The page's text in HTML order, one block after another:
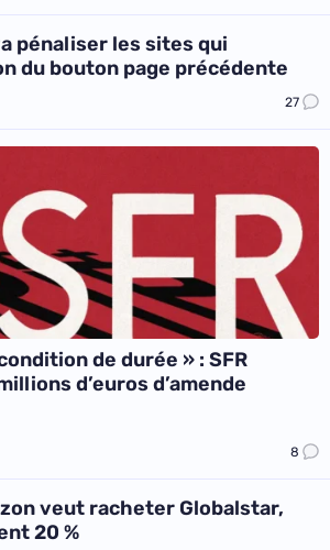
pénaliser les sites qui
du bouton page précédente
27
de durée » : SFR
d’euros d’amende
8
veut racheter Globalstar,
20 %